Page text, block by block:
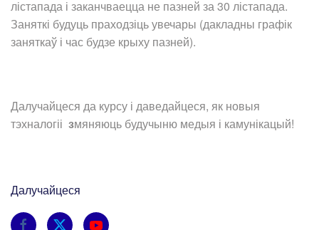
Далучайцеся
лістапада і заканчваецца не пазней за 30 лістапада.
Заняткі будуць праходзіць увечары (дакладны графік
заняткаў і час будзе крыху пазней).
Далучайцеся да курсу і даведайцеся, як новыя
тэхналогіі змяняюць будучыню медыя і камунікацый!